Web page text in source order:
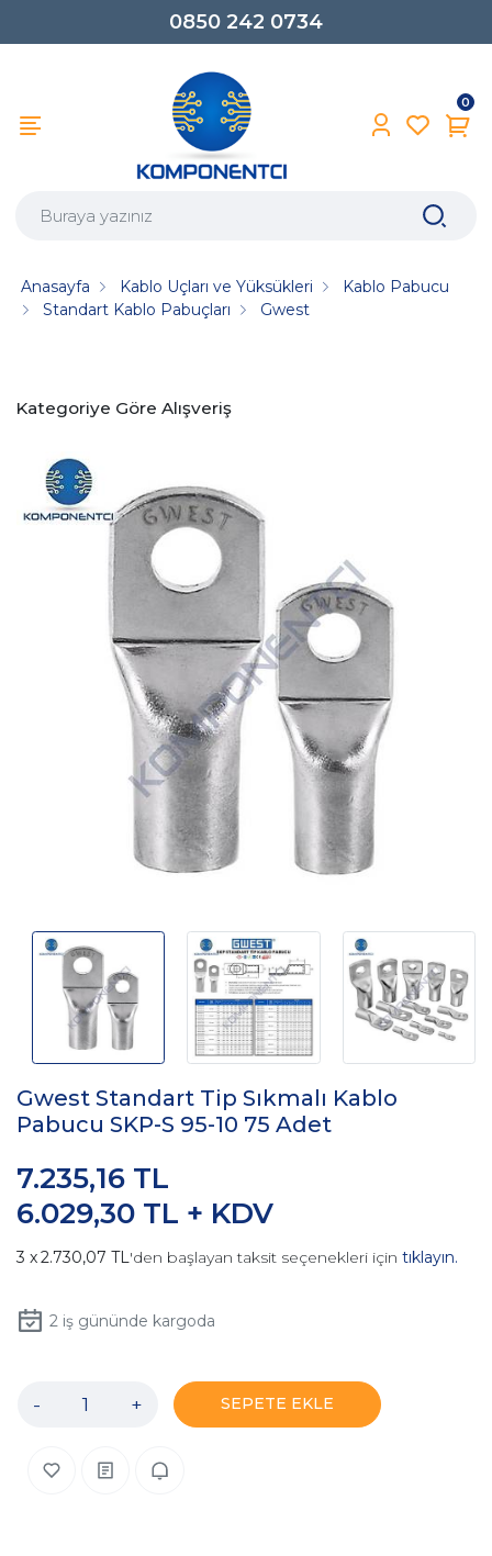
0850 242 0734
0
Anasayfa Kablo Uçları ve Yüksükleri
Kablo Pabucu
Standart Kablo Pabuçları
Gwest
Kategoriye Göre Alışveriş
Gwest Standart Tip Sıkmalı Kablo
Pabucu SKP-S 95-10 75 Adet
6.029,30 TL + KDV
7.235,16 TL
2.730,07 TL'den başlayan taksit seçenekleri için tıklayın.
2iş gününde kargoda
- + SEPETE EKLE